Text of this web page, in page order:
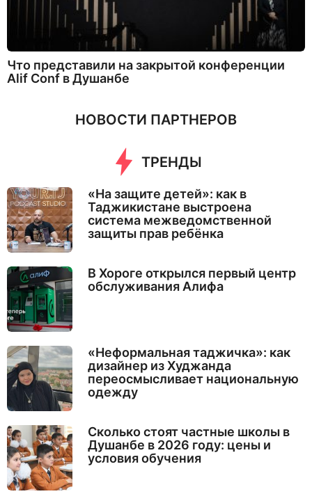
Что представили на закрытой конференции
Alif Conf в Душанбе
НОВОСТИ ПАРТНЕРОВ
ТРЕНДЫ
«На защите детей»: как в
Таджикистане выстроена
система межведомственной
защиты прав ребёнка
В Хороге открылся первый центр
обслуживания Алифа
«Неформальная таджичка»: как
дизайнер из Худжанда
переосмысливает национальную
одежду
Сколько стоят частные школы в
Душанбе в 2026 году: цены и
условия обучения